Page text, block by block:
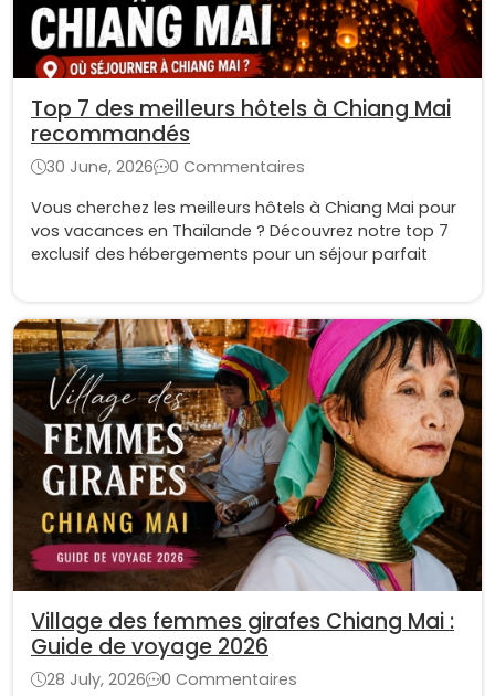
Top 7 des meilleurs hôtels à Chiang Mai
recommandés
30 June, 2026
0 Commentaires
Vous cherchez les meilleurs hôtels à Chiang Mai pour
vos vacances en Thaïlande ? Découvrez notre top 7
exclusif des hébergements pour un séjour parfait
Village des femmes girafes Chiang Mai :
Guide de voyage 2026
28 July, 2026
0 Commentaires